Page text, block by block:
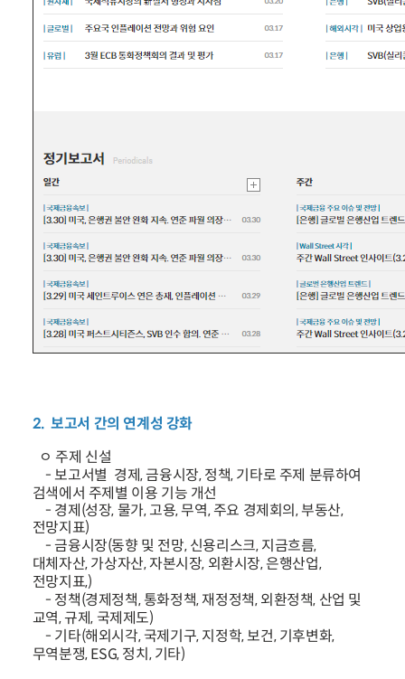
2. 보고서 간의 연계성 강화
ㅇ 주제 신설
- 보고서별 경제, 금융시장, 정책, 기타로 주제 분류하여
검색에서 주제별 이용 기능 개선
- 경제(성장, 물가, 고용, 무역, 주요 경제회의, 부동산,
전망지표)
- 금융시장(동향 및 전망, 신용리스크, 지금흐름,
대체자산, 가상자산, 자본시장, 외환시장, 은행산업,
전망지표,)
- 정책(경제정책, 통화정책, 재정정책, 외환정책, 산업 및
교역, 규제, 국제제도)
- 기타(해외시각, 국제기구, 지정학, 보건, 기후변화,
무역분쟁, ESG, 정치, 기타)